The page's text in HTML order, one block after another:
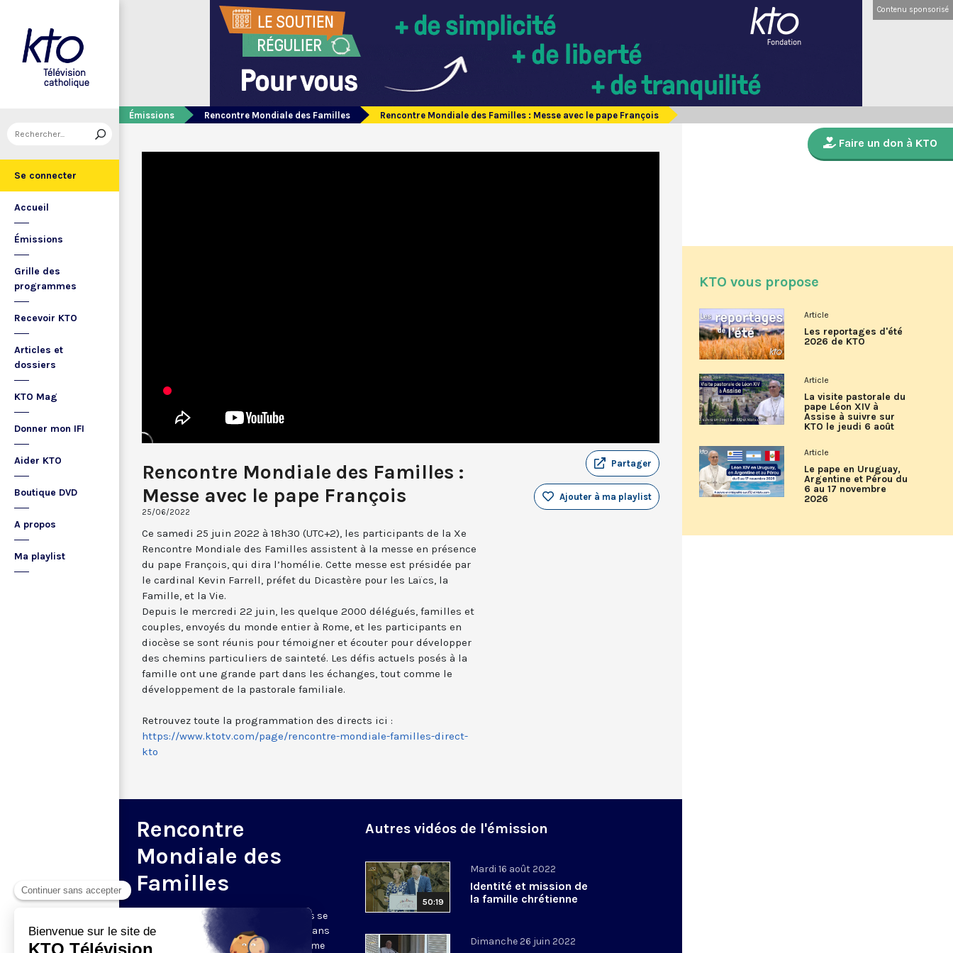
Se connecter
Accueil
Émissions
Grille des
programmes
Recevoir KTO
Articles et
dossiers
KTO Mag
Donner mon IFI
Aider KTO
Boutique DVD
A propos
Ma playlist
Contenu sponsorisé
Émissions Rencontre Mondiale des Familles Rencontre Mondiale des Familles : Messe avec le pape François
Rencontre Mondiale des Familles :
Messe avec le pape François
25/06/2022
Partager
Ajouter à ma playlist
Ce samedi 25 juin 2022 à 18h30 (UTC+2), les participants de la Xe
Rencontre Mondiale des Familles assistent à la messe en présence
du pape François, qui dira l’homélie. Cette messe est présidée par
le cardinal Kevin Farrell, préfet du Dicastère pour les Laïcs, la
Famille, et la Vie.
Depuis le mercredi 22 juin, les quelque 2000 délégués, familles et
couples, envoyés du monde entier à Rome, et les participants en
diocèse se sont réunis pour témoigner et écouter pour développer
des chemins particuliers de sainteté. Les défis actuels posés à la
famille ont une grande part dans les échanges, tout comme le
développement de la pastorale familiale.
Retrouvez toute la programmation des directs ici :
https://www.ktotv.com/page/rencontre-mondiale-familles-direct-
kto
Rencontre
Mondiale des
Familles
La Xe Rencontre Mondiale des Familles se
tient du 22 au 26 juin 2022 à Rome et dans
tous les diocèses du monde, sur le thème
Autres vidéos de l'émission
50:19
Mardi 16 août 2022
Identité et mission de
la famille chrétienne
Dimanche 26 juin 2022
Faire un don à KTO
KTO vous propose
Article
Les reportages d'été
2026 de KTO
Article
La visite pastorale du
pape Léon XIV à
Assise à suivre sur
KTO le jeudi 6 août
Article
Le pape en Uruguay,
Argentine et Pérou du
6 au 17 novembre
2026